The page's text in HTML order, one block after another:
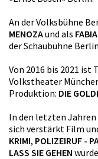
An der Volksbühne
MENOZAund als
der Schaubühne
Von 2016 bis 2021
Volkstheater
Produktion: DIE
In den letzten
sich verstärkt Film
KRIMI, POLIZEIRUF -
LASS SIE GEHEN